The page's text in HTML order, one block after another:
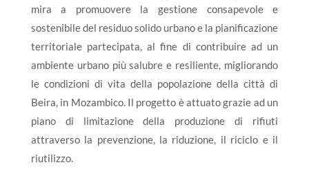
mira a promuovere la gestione consapevole e
sostenibile del residuo solido urbano e la pianificazione
territoriale partecipata, al fine di contribuire ad un
ambiente urbano più salubre e resiliente, migliorando
le condizioni di vita della popolazione della città di
Beira, in Mozambico. Il progetto è attuato grazie ad un
piano di limitazione della produzione di rifiuti
attraverso la prevenzione, la riduzione, il riciclo e il
riutilizzo.